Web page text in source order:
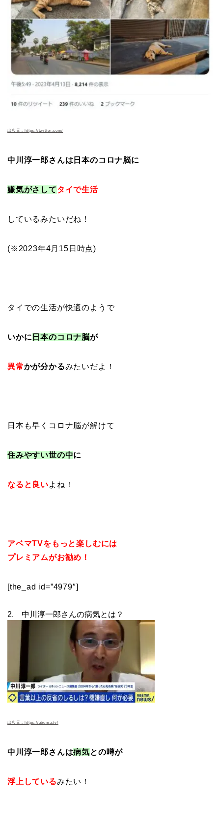
出典元：https://twitter.com/
中川淳一郎さんは日本のコロナ脳に
嫌気がさしてタイで生活
しているみたいだね！
(※2023年4月15日時点)
タイでの生活が快適のようで
いかに 日本のコロナ脳が
異常かが分かるみたいだよ！
日本も早くコロナ脳が解けて
住みやすい世の中に
なると良いよね！
アベマTVをもっと楽しむには
プレミアムがお勧め！
[the_ad id=”4979″]
2. 中川淳一郎さんの病気とは？
出典元：https://abema.tv/
中川淳一郎さんは病気との噂が
浮上しているみたい！